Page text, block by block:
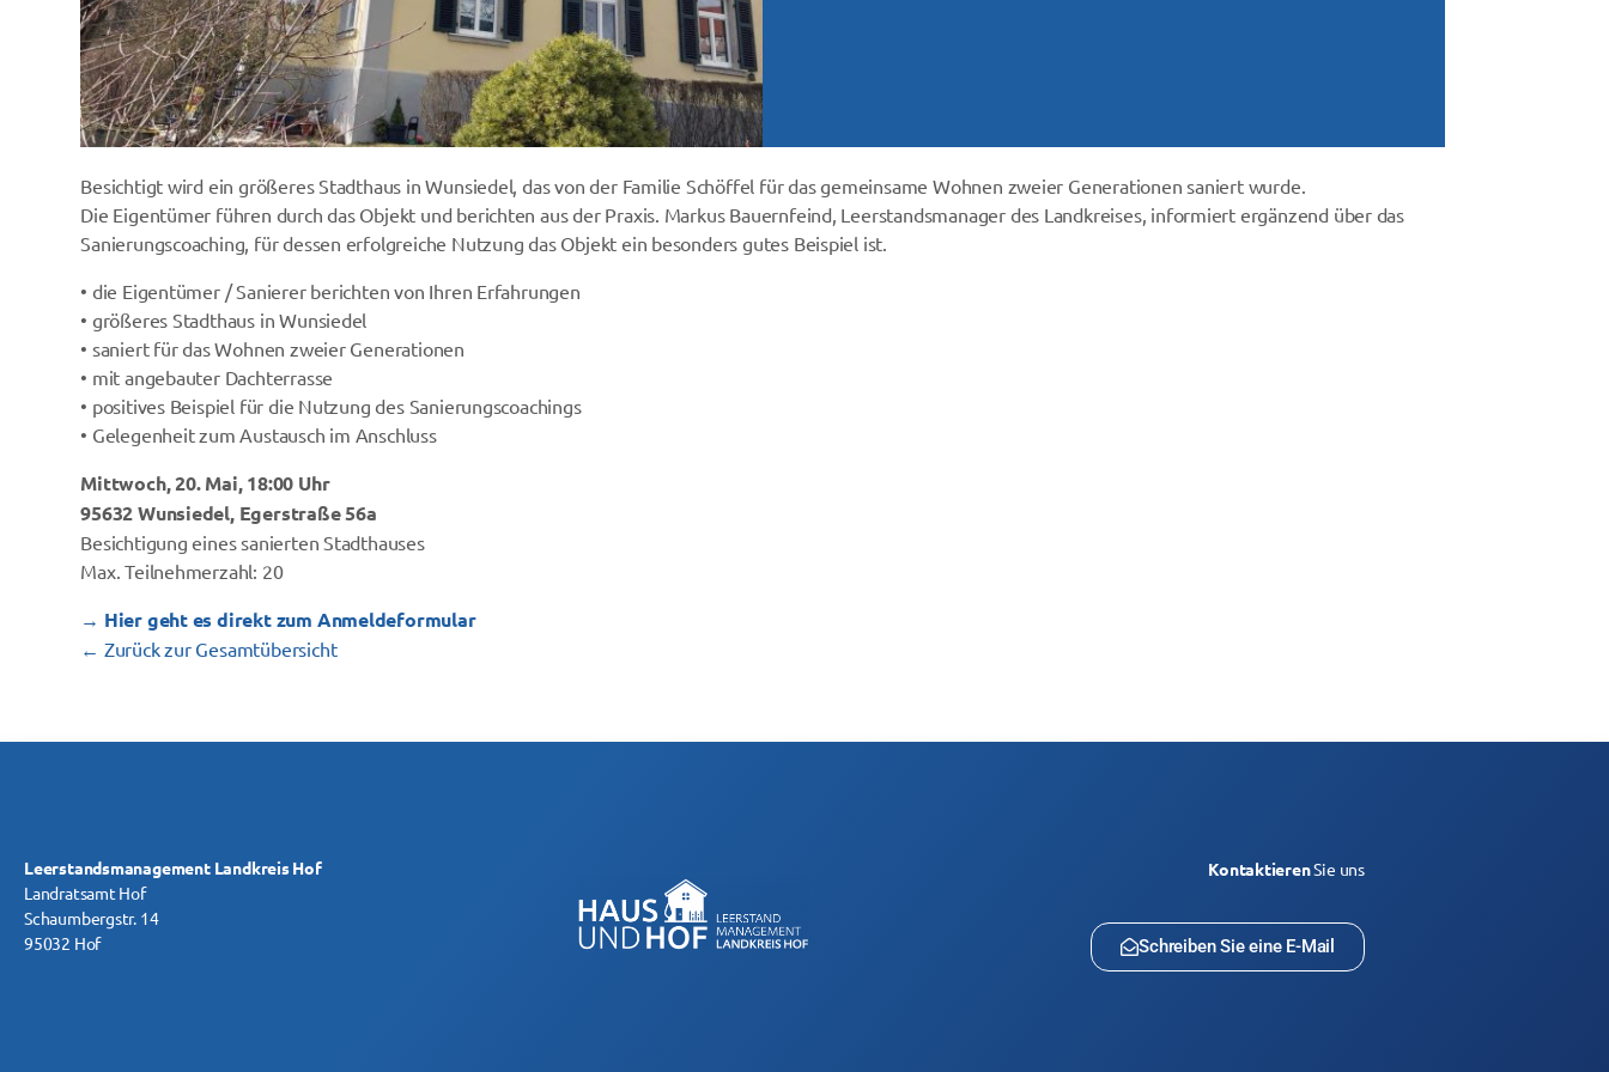
Besichtigt wird ein größeres Stadthaus in Wunsiedel, das von der Familie Schöffel für das gemeinsame Wohnen zweier Generationen saniert wurde.
Die Eigentümer führen durch das Objekt und berichten aus der Praxis. Markus Bauernfeind, Leerstandsmanager des Landkreises, informiert ergänzend über das
Sanierungscoaching, für dessen erfolgreiche Nutzung das Objekt ein besonders gutes Beispiel ist.
• die Eigentümer / Sanierer berichten von Ihren Erfahrungen
• größeres Stadthaus in Wunsiedel
• saniert für das Wohnen zweier Generationen
• mit angebauter Dachterrasse
• positives Beispiel für die Nutzung des Sanierungscoachings
• Gelegenheit zum Austausch im Anschluss
Mittwoch, 20. Mai, 18:00 Uhr
95632 Wunsiedel, Egerstraße 56a
Besichtigung eines sanierten Stadthauses
Max. Teilnehmerzahl: 20
→ Hier geht es direkt zum Anmeldeformular
← Zurück zur Gesamtübersicht
Leerstandsmanagement Landkreis Hof
Landratsamt Hof
Schaumbergstr. 14
95032 Hof
KontaktierenSie uns
Schreiben Sie eine E-Mail